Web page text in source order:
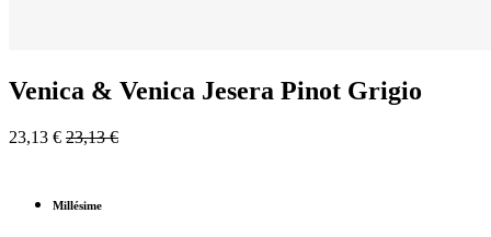
Venica & Venica Jesera Pinot Grigio
23,13 € 23,13€
Millésime